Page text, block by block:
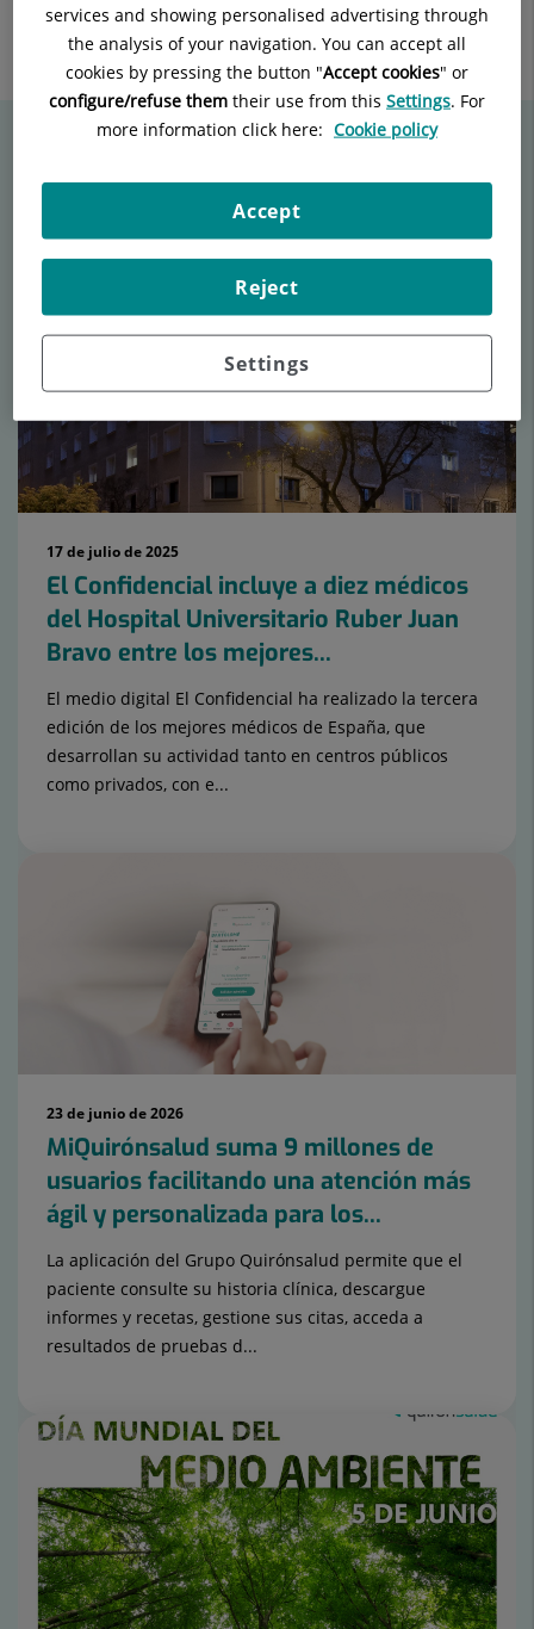
Enviar
Twitter
Compartir
en
Facebook
Compartir
en
Linkedin
Contenidos relacionados
17 de julio de 2025
El Confidencial incluye a diez médicos
del Hospital Universitario Ruber Juan
Bravo entre los mejores...
El medio digital El Confidencial ha realizado la tercera
edición de los mejores médicos de España, que
desarrollan su actividad tanto en centros públicos
como privados, con e...
23 de junio de 2026
MiQuirónsalud suma 9 millones de
usuarios facilitando una atención más
ágil y personalizada para los...
La aplicación del Grupo Quirónsalud permite que el
paciente consulte su historia clínica, descargue
informes y recetas, gestione sus citas, acceda a
resultados de pruebas d...
services and showing personalised advertising through
the analysis of your navigation. You can accept all
cookies by pressing the button "Accept cookies" or
configure/refuse them their use from this Settings. For
more information click here: Cookie policy
Settings
Reject
Accept